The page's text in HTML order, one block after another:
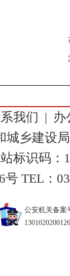
我们 | 办
城乡建设
标识码：
TEL：